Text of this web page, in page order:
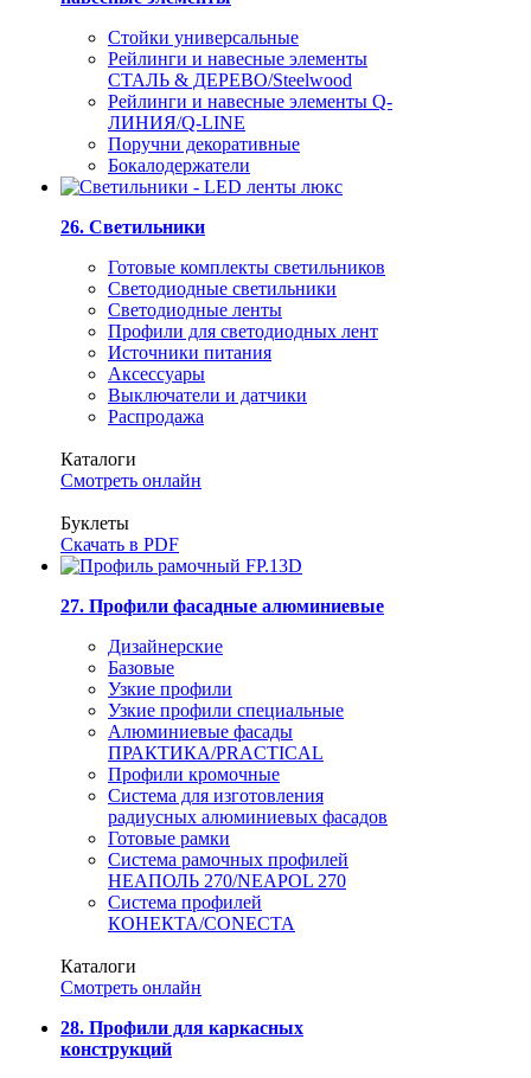
Стойки универсальные
Рейлинги и навесные элементы
СТАЛЬ & ДЕРЕВО/Steelwood
Рейлинги и навесные элементы Q-
ЛИНИЯ/Q-LINE
Поручни декоративные
Бокалодержатели
26. Светильники
Готовые комплекты светильников
Светодиодные светильники
Светодиодные ленты
Профили для светодиодных лент
Источники питания
Аксессуары
Выключатели и датчики
Распродажа
Каталоги
Смотреть онлайн
Буклеты
Скачать в PDF
27. Профили фасадные алюминиевые
Дизайнерские
Базовые
Узкие профили
Узкие профили специальные
Алюминиевые фасады
ПРАКТИКА/PRACTICAL
Профили кромочные
Система для изготовления
радиусных алюминиевых фасадов
Готовые рамки
Система рамочных профилей
НЕАПОЛЬ 270/NEAPOL 270
Система профилей
КОНЕКТА/CONECTA
Каталоги
Смотреть онлайн
28. Профили для каркасных
конструкций